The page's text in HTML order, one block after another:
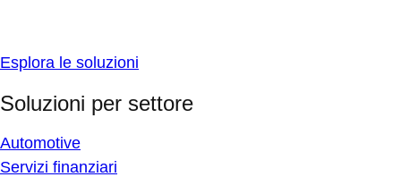
Esplora le soluzioni
Soluzioni per settore
Automotive
Servizi finanziari